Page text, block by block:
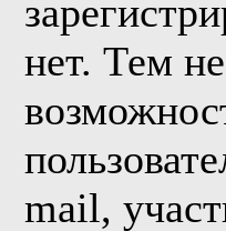
нет. Тем
mail,